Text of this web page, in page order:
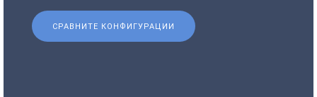
СРАВНИТЕ КОНФИГУРАЦИИ